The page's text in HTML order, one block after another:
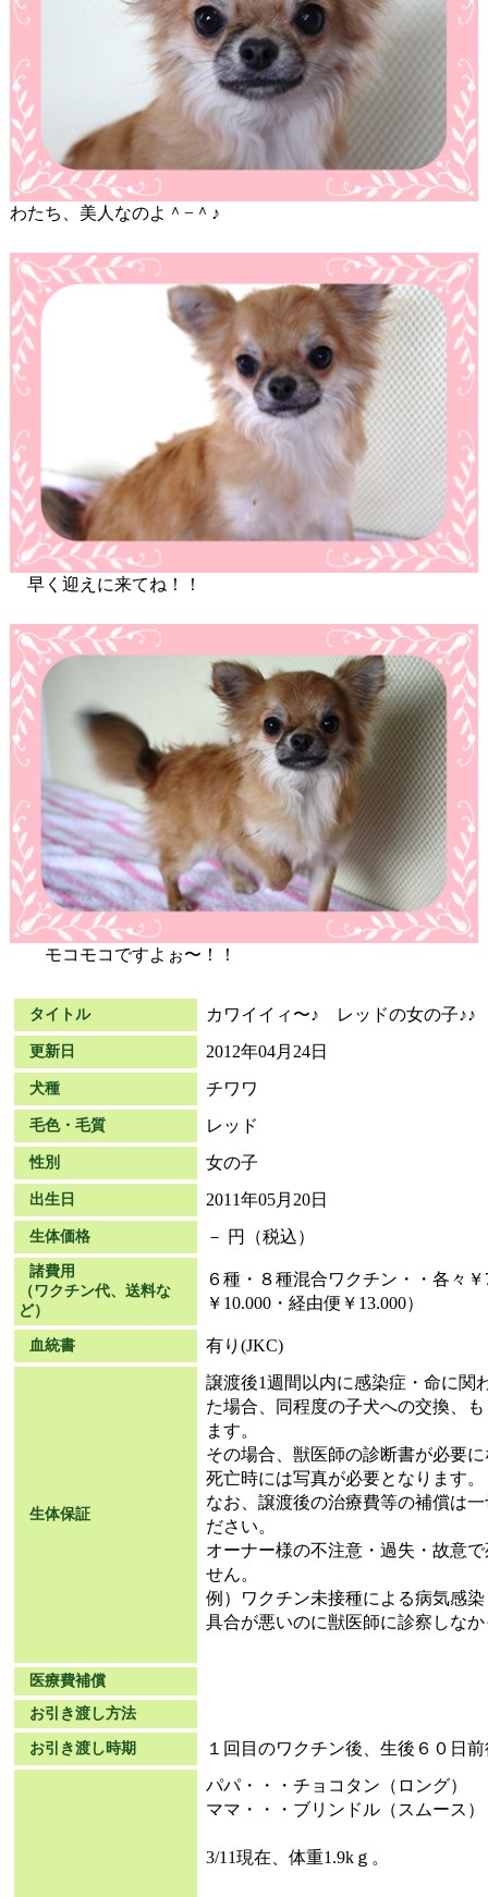
わたち、美人なのよ＾−＾♪
早く迎えに来てね！！
モコモコですよぉ〜！！
タイトル カワイイィ〜♪ レッドの女の子♪♪
更新日 2012年04月24日
犬種 チワワ
毛色・毛質 レッド
性別 女の子
出生日 2011年05月20日
生体価格 － 円（税込）
諸費用
（ワクチン代、送料な
ど）
６種・８種混合ワクチン・・各々
￥10.000・経由便￥13.000）
血統書 有り(JKC)
生体保証
譲渡後1週間以内に感染症・命に関
た場合、同程度の子犬への交換、
ます。
その場合、獣医師の診断書が必要
死亡時には写真が必要となります。
なお、譲渡後の治療費等の補償は
ださい。
オーナー様の不注意・過失・故意
せん。
例）ワクチン未接種による病気感
具合が悪いのに獣医師に診察しな
医療費補償
お引き渡し方法
お引き渡し時期
１回目のワクチン後、生後６０日前
パパ・・・チョコタン（ロング）
ママ・・・ブリンドル（スムース）
3/11現在、体重1.9kｇ。